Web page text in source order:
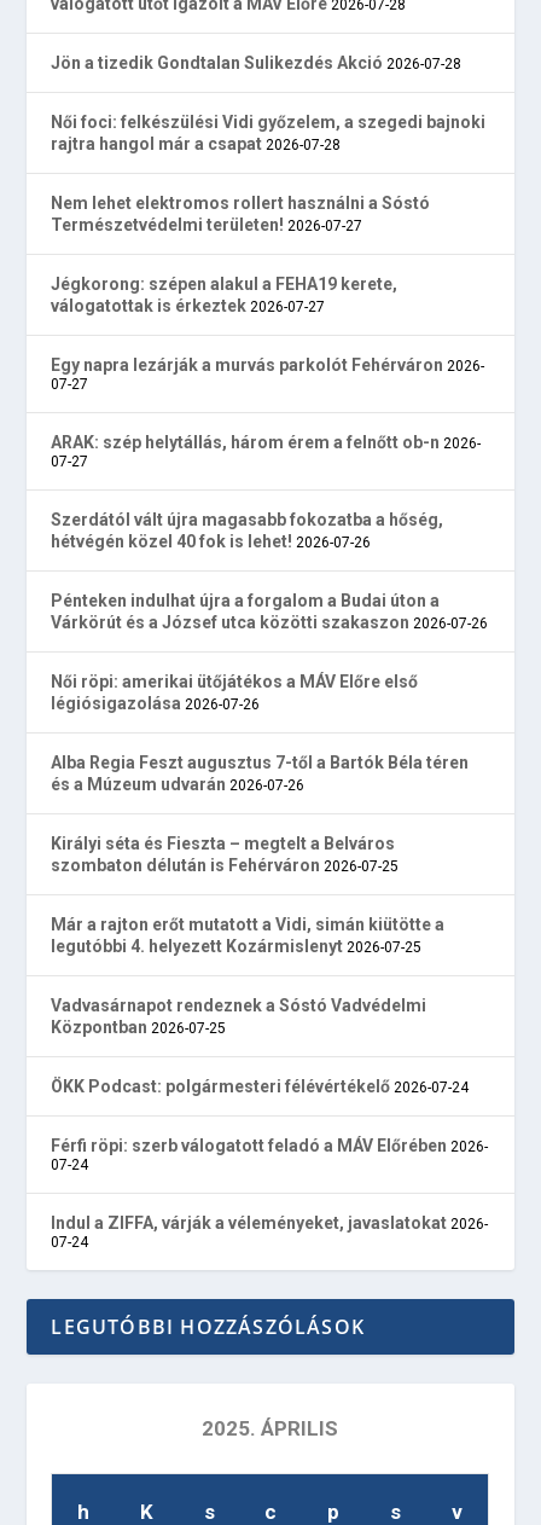
2026-07-28
Jön a tizedik Gondtalan Sulikezdés Akció 2026-07-28
Női foci: felkészülési Vidi győzelem, a szegedi bajnoki
rajtra hangol már a csapat 2026-07-28
Nem lehet elektromos rollert használni a Sóstó
Természetvédelmi területen! 2026-07-27
Jégkorong: szépen alakul a FEHA19 kerete,
válogatottak is érkeztek 2026-07-27
Egy napra lezárják a murvás parkolót Fehérváron 2026-
07-27
ARAK: szép helytállás, három érem a felnőtt ob-n 2026-
07-27
Szerdától vált újra magasabb fokozatba a hőség,
hétvégén közel 40 fok is lehet! 2026-07-26
Pénteken indulhat újra a forgalom a Budai úton a
Várkörút és a József utca közötti szakaszon 2026-07-26
Női röpi: amerikai ütőjátékos a MÁV Előre első
légiósigazolása 2026-07-26
Alba Regia Feszt augusztus 7-től a Bartók Béla téren
és a Múzeum udvarán 2026-07-26
Királyi séta és Fieszta – megtelt a Belváros
szombaton délután is Fehérváron 2026-07-25
Már a rajton erőt mutatott a Vidi, simán kiütötte a
legutóbbi 4. helyezett Kozármislenyt 2026-07-25
Vadvasárnapot rendeznek a Sóstó Vadvédelmi
Központban 2026-07-25
ÖKK Podcast: polgármesteri félévértékelő 2026-07-24
Férfi röpi: szerb válogatott feladó a MÁV Előrében 2026-
07-24
Indul a ZIFFA, várják a véleményeket, javaslatokat 2026-
07-24
LEGUTÓBBI HOZZÁSZÓLÁSOK
2025. ÁPRILIS
h K s c p s v